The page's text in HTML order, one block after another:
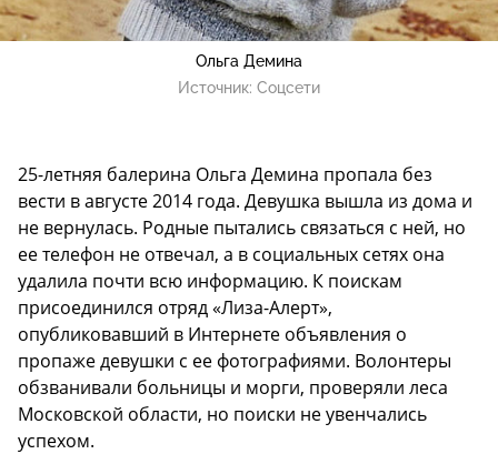
Ольга Демина
Источник: Соцсети
25-летняя балерина Ольга Демина пропала без
вести в августе 2014 года. Девушка вышла из дома и
не вернулась. Родные пытались связаться с ней, но
ее телефон не отвечал, а в социальных сетях она
удалила почти всю информацию. К поискам
присоединился отряд «Лиза-Алерт»,
опубликовавший в Интернете объявления о
пропаже девушки с ее фотографиями. Волонтеры
обзванивали больницы и морги, проверяли леса
Московской области, но поиски не увенчались
успехом.